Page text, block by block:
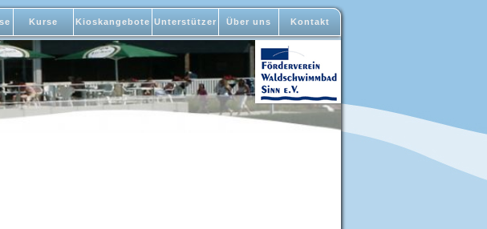
Kurse Kioskangebote Unterstützer Über uns Kontakt